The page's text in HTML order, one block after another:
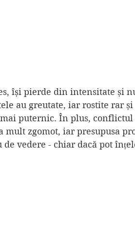
își pierde din intensitate și
au greutate, iar rostite rar și
puternic. În plus,
zgomot, iar presupusa
vedere - chiar dacă pot